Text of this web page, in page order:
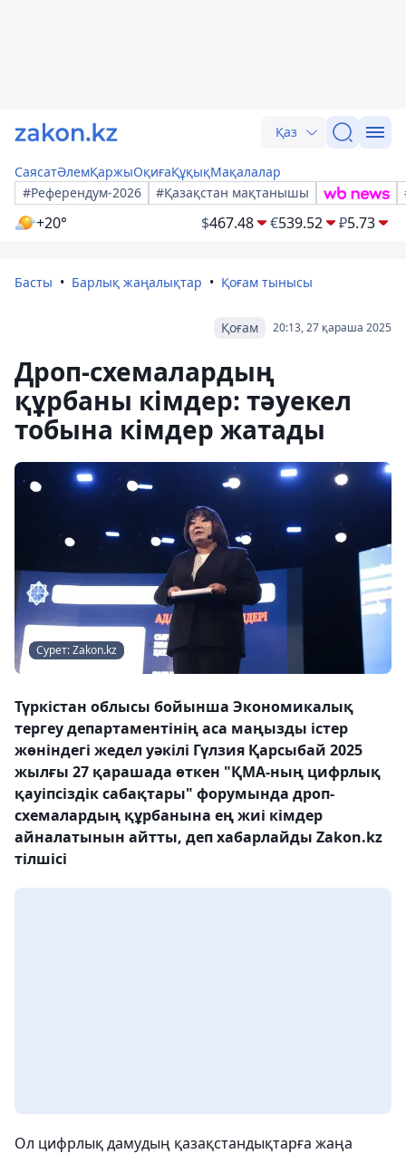
Қаз
СаясатӘлемҚаржыОқиғаҚұқықМақалалар
#Референдум-2026
#Қазақстан мақтанышы
+20° $467.48 €539.52 ₽5.73
Басты Барлық жаңалықтар Қоғам тынысы
20:13, 27 қараша 2025
Қоғам
Дроп-схемалардың
құрбаны кімдер: тәуекел
тобына кімдер жатады
Сурет: Zakon.kz
Түркістан облысы бойынша Экономикалық
тергеу департаментінің аса маңызды істер
жөніндегі жедел уәкілі Гүлзия Қарсыбай 2025
жылғы 27 қарашада өткен "ҚМА-ның цифрлық
қауіпсіздік сабақтары" форумында дроп-
схемалардың құрбанына ең жиі кімдер
айналатынын айтты, деп хабарлайды Zakon.kz
тілшісі
Ол цифрлық дамудың қазақстандықтарға жаңа